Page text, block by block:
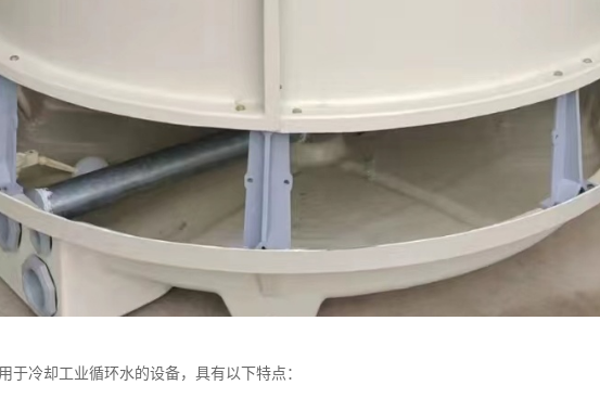
于冷却工业循环水的设备，具有以下特点：